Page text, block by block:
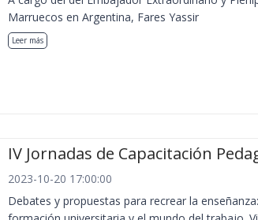
Marruecos en Argentina, Fares Yassir
Leer más
IV Jornadas de Capacitación
2023-10-20 17:00:00
Debates y propuestas para recrear la